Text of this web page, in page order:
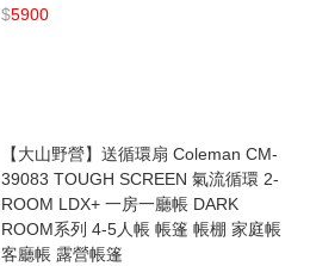
$5900
【大山野營】送循環扇 Coleman CM-
39083 TOUGH SCREEN 氣流循環 2-
ROOM LDX+ 一房一廳帳 DARK
ROOM系列 4-5人帳 帳篷 帳棚 家庭帳
客廳帳 露營帳篷